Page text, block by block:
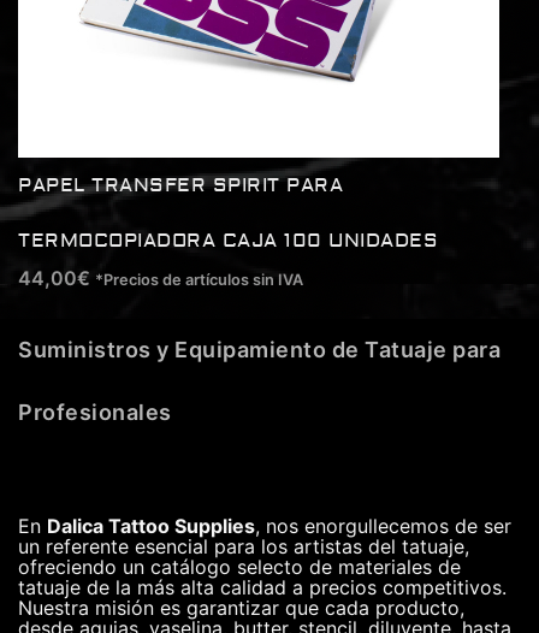
PAPEL TRANSFER SPIRIT PARA
TERMOCOPIADORA CAJA 100 UNIDADES
44,00€ *Precios de artículos sin IVA
Suministros y Equipamiento de Tatuaje para
Profesionales
En Dalica Tattoo Supplies, nos enorgullecemos de ser
un referente esencial para los artistas del tatuaje,
ofreciendo un catálogo selecto de materiales de
tatuaje de la más alta calidad a precios competitivos.
Nuestra misión es garantizar que cada producto,
desde agujas ,vaselina, butter, stencil, diluyente, hasta